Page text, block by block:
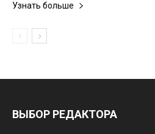
Узнать больше
ВЫБОР РЕДАКТОРА